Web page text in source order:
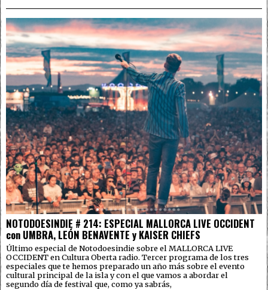
NOTODOESINDIE # 214: ESPECIAL MALLORCA LIVE OCCIDENT
con UMBRA, LEÓN BENAVENTE y KAISER CHIEFS
Último especial de Notodoesindie sobre el MALLORCA LIVE
OCCIDENT en Cultura Oberta radio. Tercer programa de los tres
especiales que te hemos preparado un año más sobre el evento
cultural principal de la isla y con el que vamos a abordar el
segundo día de festival que, como ya sabrás,